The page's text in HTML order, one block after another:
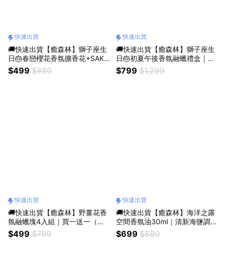
快速出貨
🚚快速出貨【癒森林】獅子座生
日🎂春戀櫻花香氛擴香花+SAKU
RA19香氛油5ml（生日禮物／質
感送禮／療癒系禮物／送禮推
$499 $880
快速出貨
🚚快速出貨【癒森林】獅子座生
日🎂初夏午後香氛融蠟禮盒｜4
入+融蠟燭燈（生日禮物／質感
送禮／療癒系禮物／送禮推薦）
$799 $1,299
快速出貨
🚚快速出貨【癒森林】野薑花香
氛融蠟塊4入組｜買一送一（質
感送禮／療癒小物／香氛禮物／
送禮推薦）
$499 $799
快速出貨
🚚快速出貨【癒森林】海洋之露
空間香氛油30ml｜清新海鹽調
（擴香專用／質感香氛／療癒小
物／清爽香氛）
$699 $880